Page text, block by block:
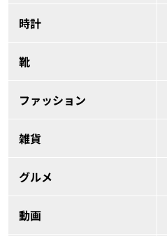
時計
靴
ファッション
雑貨
グルメ
動画